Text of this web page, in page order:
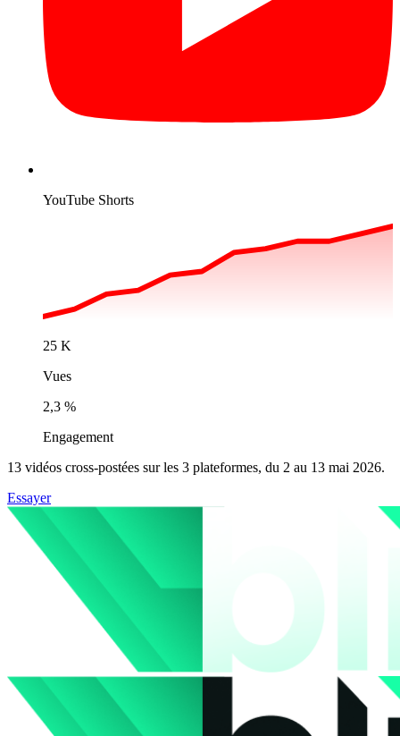
YouTube Shorts
25 K
Vues
2,3 %
Engagement
13 vidéos cross-postées sur les 3 plateformes, du 2 au 13 mai 2026.
Essayer